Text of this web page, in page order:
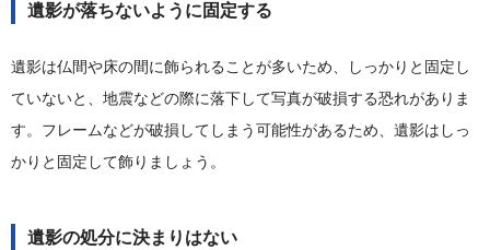
遺影が落ちないように固定する
遺影は仏間や床の間に飾られることが多いため、しっかりと固定し
ていないと、地震などの際に落下して写真が破損する恐れがありま
す。フレームなどが破損してしまう可能性があるため、遺影はしっ
かりと固定して飾りましょう。
遺影の処分に決まりはない